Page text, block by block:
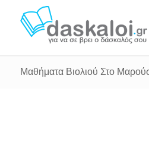
Μαθήματα Βιολιού Στο